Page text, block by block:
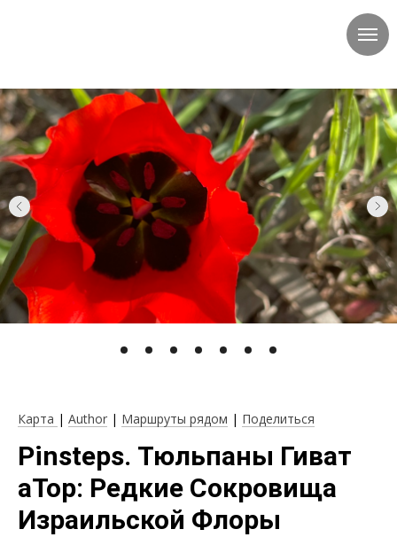
Карта | Author | Маршруты рядом | Поделиться
Pinsteps. Тюльпаны Гиват
аТор: Редкие Сокровища
Израильской Флоры